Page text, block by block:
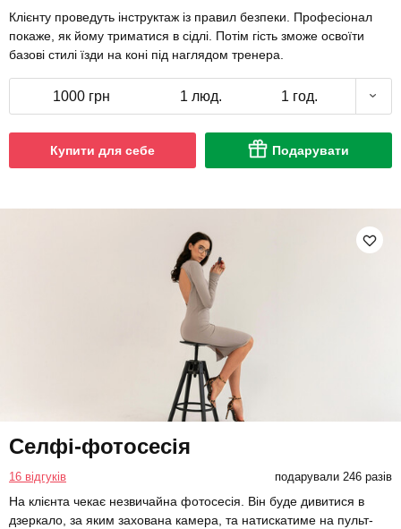
Клієнту проведуть інструктаж із правил безпеки. Професіонал
покаже, як йому триматися в сідлі. Потім гість зможе освоїти
базові стилі їзди на коні під наглядом тренера.
1000 грн 1 люд. 1 год.
Купити для себе Подарувати
Селфі-фотосесія
16 відгуків подарували 246 разів
На клієнта чекає незвичайна фотосесія. Він буде дивитися в
дзеркало, за яким захована камера, та натискатиме на пульт-